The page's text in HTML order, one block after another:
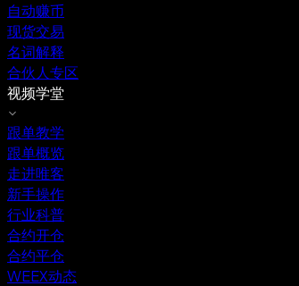
自动赚币
现货交易
名词解释
合伙人专区
视频学堂
跟单教学
跟单概览
走进唯客
新手操作
行业科普
合约开仓
合约平仓
WEEX动态